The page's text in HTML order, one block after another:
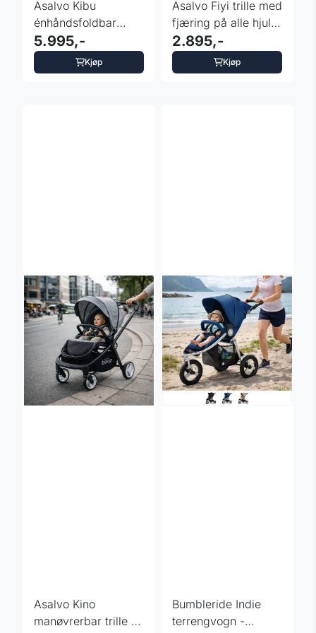
Asalvo Kibu
énhåndsfoldbar
Travel System trille
med bilsete
5.995,-
Kjøp
Asalvo Fiyi trille med
fjæring på alle hjul -
sort
2.895,-
Kjøp
Asalvo Kino
manøvrerbar trille -
Bumbleride Indie
terrengvogn -